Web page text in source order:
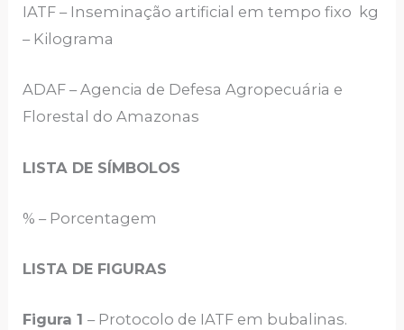
IATF – Inseminação artificial em tempo fixo kg
– Kilograma
ADAF – Agencia de Defesa Agropecuária e
Florestal do Amazonas
LISTA DE SÍMBOLOS
% – Porcentagem
LISTA DE FIGURAS
Figura 1– Protocolo de IATF em bubalinas.